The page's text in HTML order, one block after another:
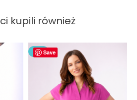
kupili również
Save
NEW